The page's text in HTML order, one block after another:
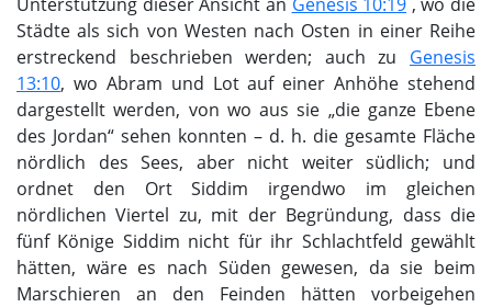
Städte als sich von Westen nach Osten in einer Reihe
erstreckend beschrieben werden; auch zu Genesis
13:10, wo Abram und Lot auf einer Anhöhe stehend
dargestellt werden, von wo aus sie „die ganze Ebene
des Jordan“ sehen konnten – d. h. die gesamte Fläche
nördlich des Sees, aber nicht weiter südlich; und
ordnet den Ort Siddim irgendwo im gleichen
nördlichen Viertel zu, mit der Begründung, dass die
fünf Könige Siddim nicht für ihr Schlachtfeld gewählt
hätten, wäre es nach Süden gewesen, da sie beim
Marschieren an den Feinden hätten vorbeigehen